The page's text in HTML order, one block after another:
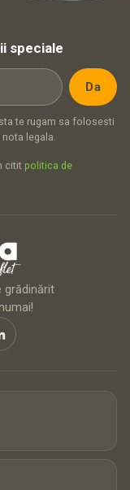
speciale
te rugam sa folosesti
legala.
citit politica de
grădinărit